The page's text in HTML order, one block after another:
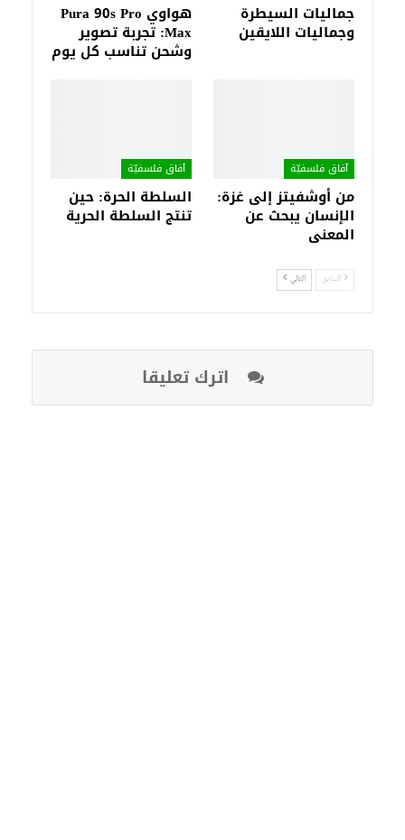
جماليات السيطرة
وجماليات اللايقين
هواوي Pura 90s Pro
Max: تجربة تصوير
وشحن تناسب كل يوم
آفاق فلسفيّة‎
من أوشفيتز إلى غزة:
الإنسان يبحث عن
المعنى
آفاق فلسفيّة‎
السلطة الحرة: حين
تنتج السلطة الحرية
السابق التالي
اترك تعليقا